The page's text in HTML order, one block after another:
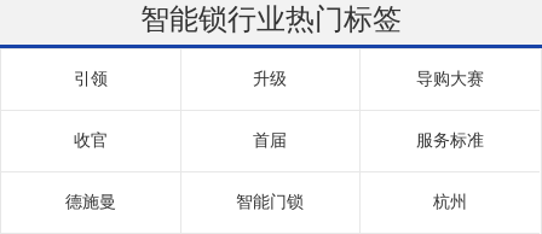
智能锁行业热门标签
引领 升级 导购大赛
收官 首届 服务标准
德施曼 智能门锁 杭州